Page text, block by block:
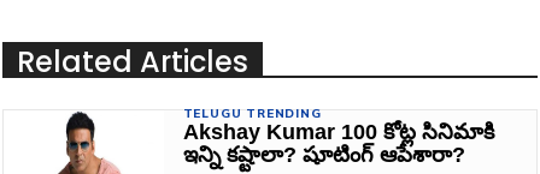
Related Articles
TELUGU TRENDING
Akshay Kumar 100 కోట్ల సినిమాకి
ఇన్ని కష్టాలా? షూటింగ్ ఆపేశారా?